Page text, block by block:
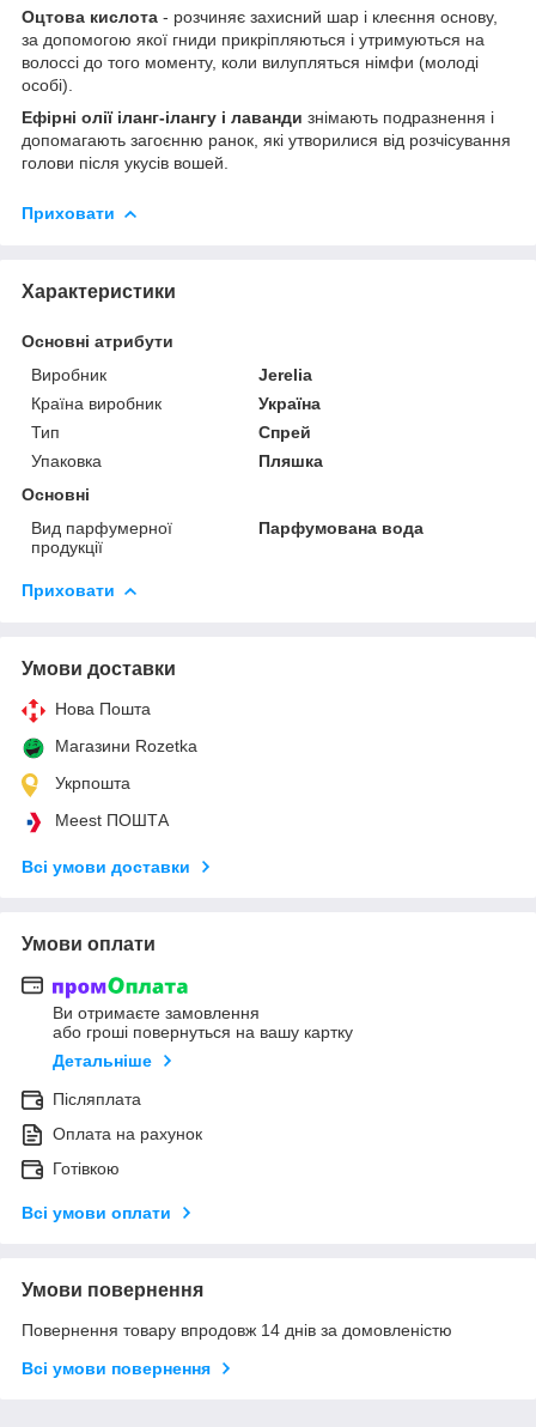
Оцтова кислота - розчиняє захисний шар і клеєння основу,
за допомогою якої гниди прикріпляються і утримуються на
волоссі до того моменту, коли вилупляться німфи (молоді
особі).
Ефірні олії іланг-ілангу і лаванди знімають подразнення і
допомагають загоєнню ранок, які утворилися від розчісування
голови після укусів вошей.
Приховати
Характеристики
Основні атрибути
Виробник
Jerelia
Країна виробник
Україна
Тип
Спрей
Упаковка
Пляшка
Основні
Вид парфумерної
продукції
Парфумована вода
Приховати
Умови доставки
Нова Пошта
Магазини Rozetka
Укрпошта
Meest ПОШТА
Всі умови доставки
Умови оплати
Ви отримаєте замовлення
або гроші повернуться на вашу картку
Детальніше
Післяплата
Оплата на рахунок
Готівкою
Всі умови оплати
Умови повернення
Повернення товару впродовж 14 днів за домовленістю
Всі умови повернення